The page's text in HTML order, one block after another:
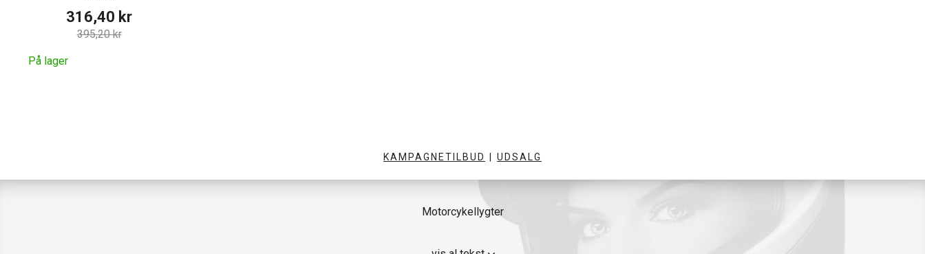
316,40 kr
395,20 kr
På lager
KAMPAGNETILBUD UDSALG
Motorcykellygter
Vores sortiment omfatter lygter fra førende producenter, der er kendt for deres kvalitet og pålidelighed. Disse produkter er